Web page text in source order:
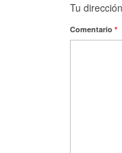
Tu
Comentario *